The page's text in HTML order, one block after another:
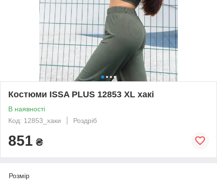
Костюми ISSA PLUS 12853 XL хакі
В наявності
Код: 12853_хаки
Роздріб
851 ₴
Розмір